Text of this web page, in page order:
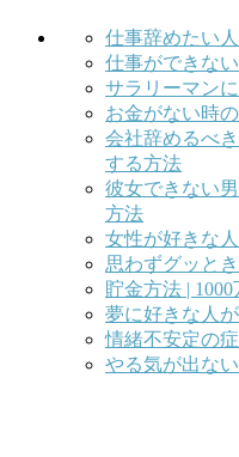
仕事辞めたい
仕事ができな
サラリーマン
お金がない時
会社辞めるべ
する方法
彼女できない
方法
女性が好きな
思わずグッと
貯金方法 |
夢に好きな人
情緒不安定の
やる気が出な